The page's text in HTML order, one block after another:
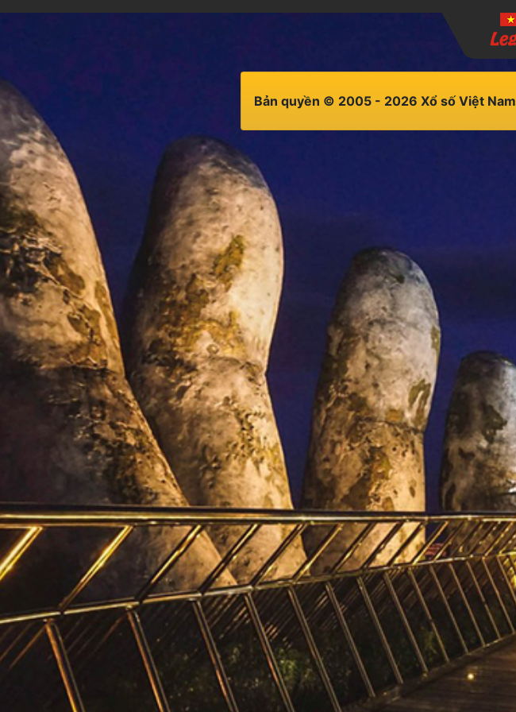
Bản quyền © 2005 - 2026 Xổ số Việt Nam